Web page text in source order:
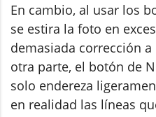
En cambio, al usar los
se estira la foto en
demasiada corrección
otra parte, el botón de
solo endereza
en realidad las líneas